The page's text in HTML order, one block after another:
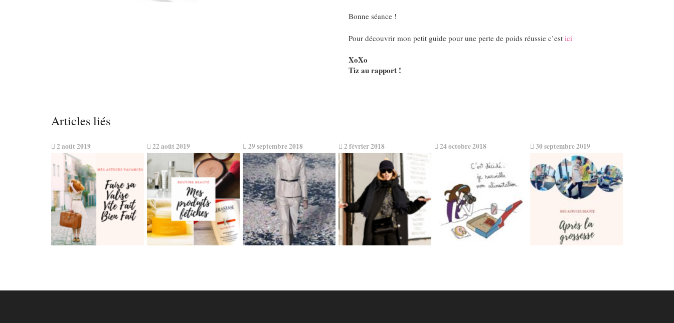
Bonne séance !
Pour découvrir mon petit guide pour une perte de poids réussie c’est ici
XoXo
Tiz au rapport !
Articles liés
2 août 2019 22 août 2019 29 septembre 2018 2 février 2018 24 octobre 2018 30 septembre 2019